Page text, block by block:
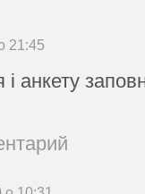
21:45
і анкету